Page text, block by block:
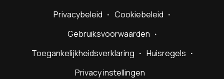
Privacybeleid
Cookiebeleid
Gebruiksvoorwaarden
Toegankelijkheidsverklaring
Huisregels
Privacy instellingen